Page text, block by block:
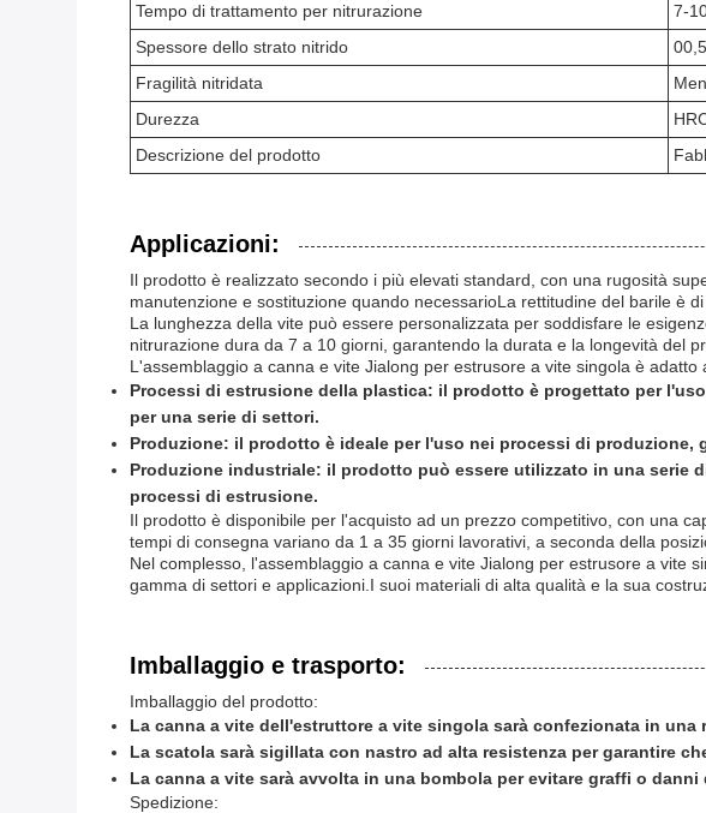
Tempo di trattamento per nitrurazione
7-
Spessore dello strato nitrido
Fragilità nitridata
Durezza
Descrizione del prodotto
Applicazioni:
Il prodotto è realizzato secondo i più elevati standard, con una rugosità
manutenzione e sostituzione quando necessarioLa rettitudine del barile è
La lunghezza della vite può essere personalizzata per soddisfare le
nitrurazione dura da 7 a 10 giorni, garantendo la durata e la longevità del
L'assemblaggio a canna e vite Jialong per estrusore a vite singola è
Processi di estrusione della plastica: il prodotto è progettato per
per una serie di settori.
Produzione: il prodotto è ideale per l'uso nei processi di
Produzione industriale: il prodotto può essere utilizzato in una serie
processi di estrusione.
Il prodotto è disponibile per l'acquisto ad un prezzo competitivo, con una
tempi di consegna variano da 1 a 35 giorni lavorativi, a seconda della
Nel complesso, l'assemblaggio a canna e vite Jialong per estrusore a vite
gamma di settori e applicazioni.I suoi materiali di alta qualità e la sua
Imballaggio e trasporto:
Imballaggio del prodotto:
La canna a vite dell'estruttore a vite singola sarà confezionata in una
La scatola sarà sigillata con nastro ad alta resistenza per garantire
La canna a vite sarà avvolta in una bombola per evitare graffi o
Spedizione: